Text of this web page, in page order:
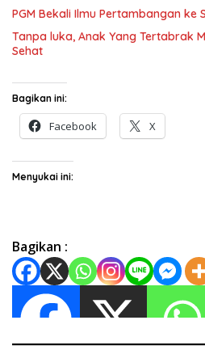
PGM Bekali Ilmu Pertambangan ke
Tanpa luka, Anak Yang Tertabrak
Sehat
Bagikan ini:
Facebook X
Menyukai ini:
Bagikan :